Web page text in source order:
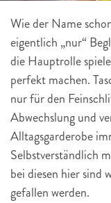
Wie der Name
eigentlich „nur“
die Hauptrolle
perfekt machen.
nur für den
Abwechslung und
Alltagsgarderobe
Selbstverständlich
bei diesen hier sind
gefallen werden.